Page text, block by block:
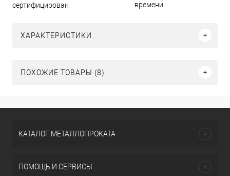
сертифицирован
времени
ХАРАКТЕРИСТИКИ
ПОХОЖИЕ ТОВАРЫ (8)
КАТАЛОГ МЕТАЛЛОПРОКАТА
ПОМОЩЬ И СЕРВИСЫ